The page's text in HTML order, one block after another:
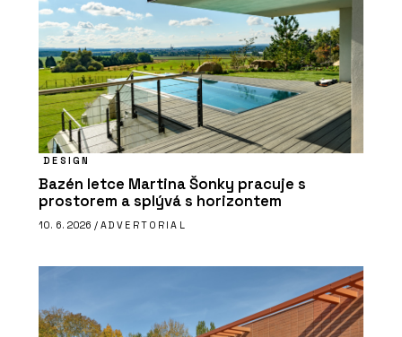
DESIGN
Bazén letce Martina Šonky pracuje s
prostorem a splývá s horizontem
10. 6. 2026 / ADVERTORIAL